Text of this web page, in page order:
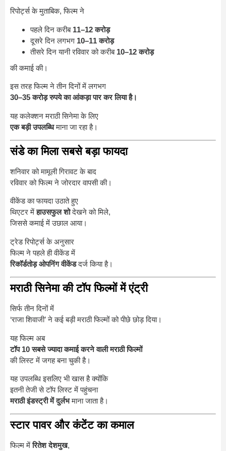
रिपोर्ट्स के मुताबिक, फिल्म ने
पहले दिन करीब 11–12 करोड़
दूसरे दिन लगभग 10–11 करोड़
तीसरे दिन यानी रविवार को करीब 10–12 करोड़
की कमाई की।
इस तरह फिल्म ने तीन दिनों में लगभग
30–35 करोड़ रुपये का आंकड़ा पार कर लिया है।
यह कलेक्शन मराठी सिनेमा के लिए
एक बड़ी उपलब्धिमाना जा रहा है।
संडे का मिला सबसे बड़ा फायदा
शनिवार को मामूली गिरावट के बाद
रविवार को फिल्म ने जोरदार वापसी की।
वीकेंड का फायदा उठाते हुए
थिएटर मेंहाउसफुल शोदेखने को मिले,
जिससे कमाई में उछाल आया।
ट्रेड रिपोर्ट्स के अनुसार
फिल्म ने पहले ही वीकेंड में
रिकॉर्डतोड़ ओपनिंग वीकेंडदर्ज किया है।
मराठी सिनेमा की टॉप फिल्मों में एंट्री
सिर्फ तीन दिनों में
‘राजा शिवाजी’ ने कई बड़ी मराठी फिल्मों को पीछे छोड़ दिया।
यह फिल्म अब
टॉप 10 सबसे ज्यादा कमाई करने वाली मराठी फिल्मों
की लिस्ट में जगह बना चुकी है।
यह उपलब्धि इसलिए भी खास है क्योंकि
इतनी तेजी से टॉप लिस्ट में पहुंचना
मराठी इंडस्ट्री में दुर्लभमाना जाता है।
स्टार पावर और कंटेंट का कमाल
फिल्म मेंरितेश देशमुख,